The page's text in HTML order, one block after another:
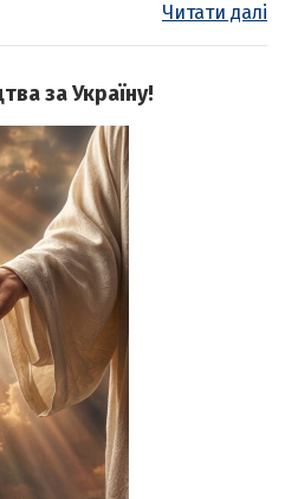
Читати далі
за Україну!